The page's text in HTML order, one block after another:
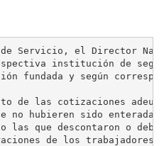
Servicio, el Director
institución de
fundada y según
de las cotizaciones
no hubieren sido enteradas
las que descontaron o
de los trabajadores;